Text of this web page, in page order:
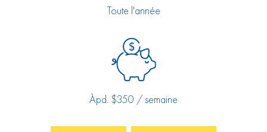
Toute l'année
Àpd. $350 / semaine